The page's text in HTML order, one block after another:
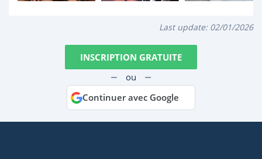
Last update: 02/01/2026
INSCRIPTION GRATUITE
ou
Continuer avec Google